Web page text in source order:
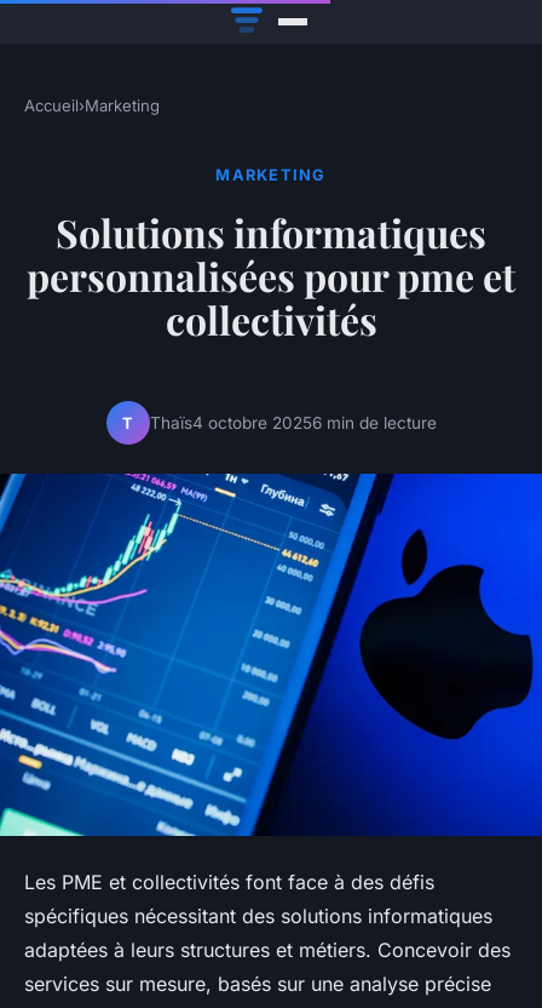
Accueil›Marketing
MARKETING
Solutions informatiques
personnalisées pour pme et
collectivités
T Thaïs4 octobre 20256 min de lecture
Les PME et collectivités font face à des défis
spécifiques nécessitant des solutions informatiques
adaptées à leurs structures et métiers. Concevoir des
services sur mesure, basés sur une analyse précise